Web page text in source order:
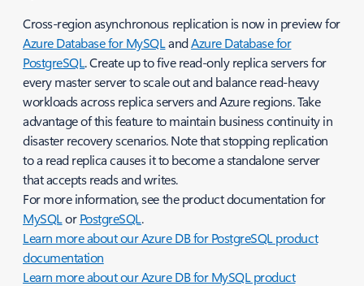
Cross-region asynchronous replication is now in preview for
Azure Database for MySQLandAzure Database for
PostgreSQL. Create up to five read-only replica servers for
every master server to scale out and balance read-heavy
workloads across replica servers and Azure regions. Take
advantage of this feature to maintain business continuity in
disaster recovery scenarios. Note that stopping replication
to a read replica causes it to become a standalone server
that accepts reads and writes.
For more information, see the product documentation for
MySQLorPostgreSQL.
Learn more about our Azure DB for PostgreSQL product
documentation
Learn more about our Azure DB for MySQL product